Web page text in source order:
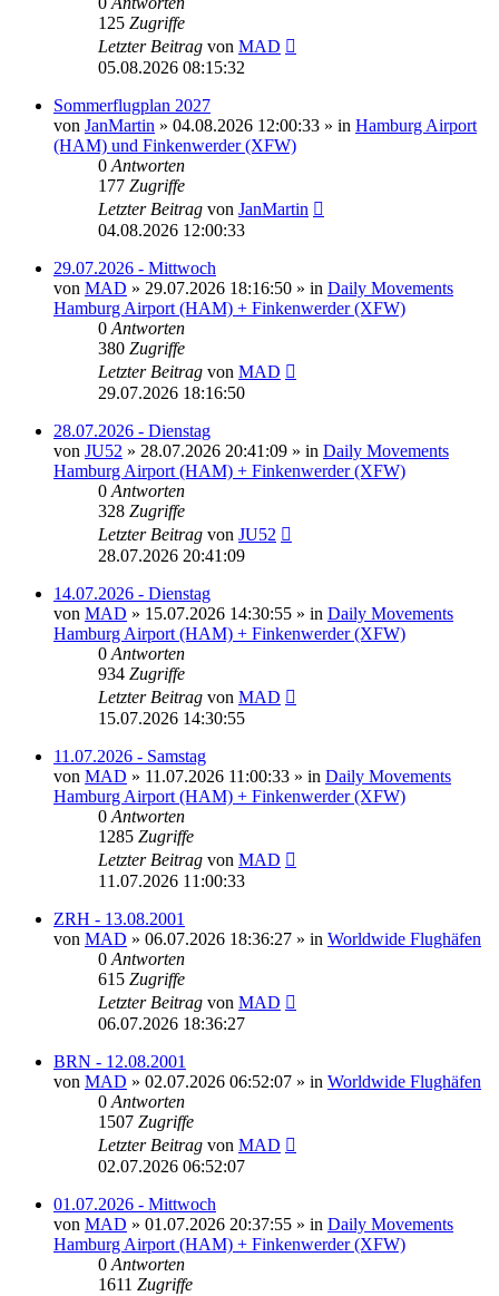
125 Zugriffe
Letzter Beitrag von MAD
05.08.2026 08:15:32
Sommerflugplan 2027
von JanMartin » 04.08.2026 12:00:33 » in Hamburg Airport
(HAM) und Finkenwerder (XFW)
0 Antworten
177 Zugriffe
Letzter Beitrag von JanMartin
04.08.2026 12:00:33
29.07.2026 - Mittwoch
von MAD » 29.07.2026 18:16:50 » in Daily Movements
Hamburg Airport (HAM) + Finkenwerder (XFW)
0 Antworten
380 Zugriffe
Letzter Beitrag von MAD
29.07.2026 18:16:50
28.07.2026 - Dienstag
von JU52 » 28.07.2026 20:41:09 » in Daily Movements
Hamburg Airport (HAM) + Finkenwerder (XFW)
0 Antworten
328 Zugriffe
Letzter Beitrag von JU52
28.07.2026 20:41:09
14.07.2026 - Dienstag
von MAD » 15.07.2026 14:30:55 » in Daily Movements
Hamburg Airport (HAM) + Finkenwerder (XFW)
0 Antworten
934 Zugriffe
Letzter Beitrag von MAD
15.07.2026 14:30:55
11.07.2026 - Samstag
von MAD » 11.07.2026 11:00:33 » in Daily Movements
Hamburg Airport (HAM) + Finkenwerder (XFW)
0 Antworten
1285 Zugriffe
Letzter Beitrag von MAD
11.07.2026 11:00:33
ZRH - 13.08.2001
von MAD » 06.07.2026 18:36:27 » in Worldwide Flughäfen
0 Antworten
615 Zugriffe
Letzter Beitrag von MAD
06.07.2026 18:36:27
BRN - 12.08.2001
von MAD » 02.07.2026 06:52:07 » in Worldwide Flughäfen
0 Antworten
1507 Zugriffe
Letzter Beitrag von MAD
02.07.2026 06:52:07
01.07.2026 - Mittwoch
von MAD » 01.07.2026 20:37:55 » in Daily Movements
Hamburg Airport (HAM) + Finkenwerder (XFW)
0 Antworten
1611 Zugriffe